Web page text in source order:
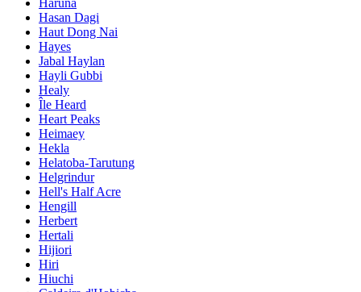
Hasan Dagi
Haut Dong Nai
Hayes
Jabal Haylan
Hayli Gubbi
Healy
Île Heard
Heart Peaks
Heimaey
Hekla
Helatoba-Tarutung
Helgrindur
Hell's Half Acre
Hengill
Herbert
Hertali
Hijiori
Hiri
Hiuchi